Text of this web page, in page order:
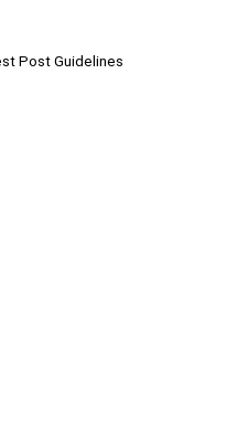
Post Guidelines